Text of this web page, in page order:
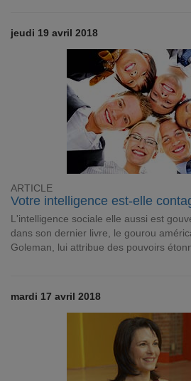
jeudi 19 avril 2018
ARTICLE
Votre intelligence est-elle
L'intelligence sociale elle aussi est
dans son dernier livre, le gourou
Goleman, lui attribue des pouvoirs
mardi 17 avril 2018